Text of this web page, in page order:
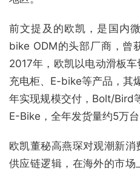
前文提及的欧凯，是国内
bike ODM的头部厂商，曾
2017年，欧凯以电动滑板
充电柜、E-bike等产品，其
年实现规模交付，Bolt/Bird
E-Bike，全年发货量约5万台
欧凯董秘高燕琛对观潮新
供应链逻辑，在海外的市